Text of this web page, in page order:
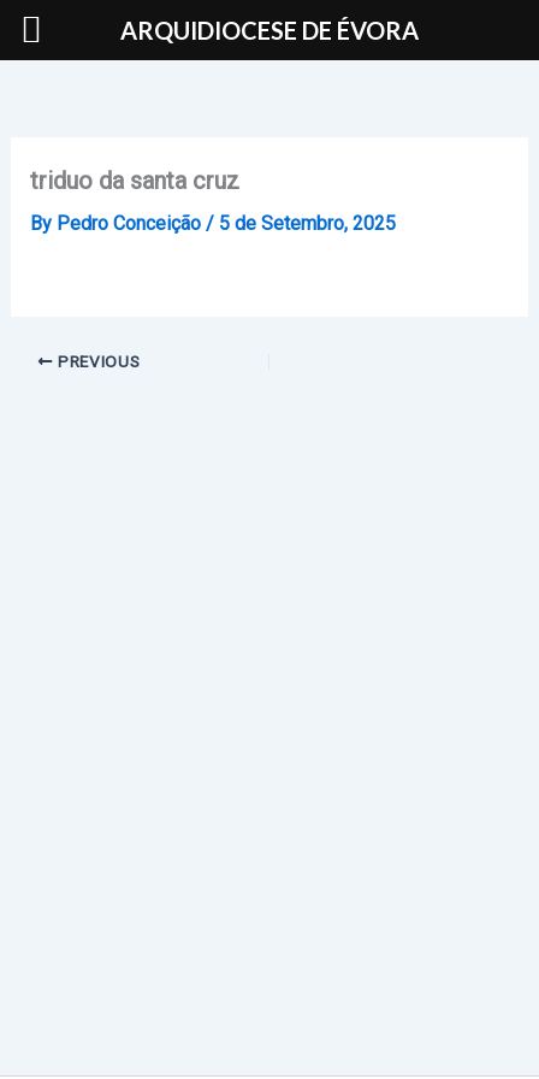
Skip
triduo da santa cruz
By Pedro Conceição / 5 de Setembro, 2025
PREVIOUS
ARQUIDIOCESE DE ÉVORA